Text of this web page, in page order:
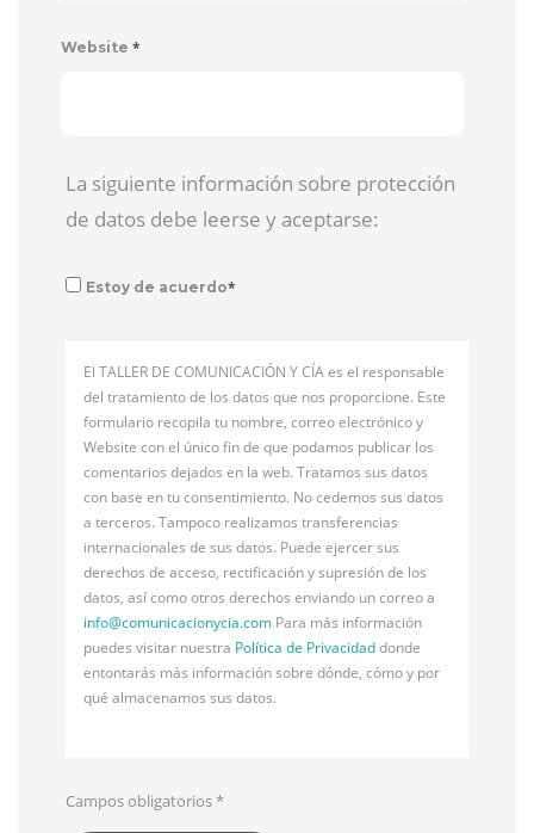
Website *
La siguiente información sobre protección
de datos debe leerse y aceptarse:
Estoy de acuerdo*
El TALLER DE COMUNICACIÓN Y CÍA es el responsable
del tratamiento de los datos que nos proporcione. Este
formulario recopila tu nombre, correo electrónico y
Website con el único fin de que podamos publicar los
comentarios dejados en la web. Tratamos sus datos
con base en tu consentimiento. No cedemos sus datos
a terceros. Tampoco realizamos transferencias
internacionales de sus datos. Puede ejercer sus
derechos de acceso, rectificación y supresión de los
datos, así como otros derechos enviando un correo a
info@comunicacionycia.com Para más información
puedes visitar nuestra Política de Privacidaddonde
entontarás más información sobre dónde, cómo y por
qué almacenamos sus datos.
Campos obligatorios*